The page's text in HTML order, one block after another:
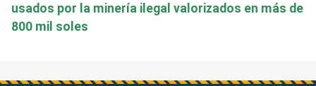
usados por la minería ilegal valorizados en más de
800 mil soles